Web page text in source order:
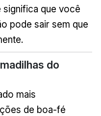
significa que você
pode sair sem que
do
mais
de boa-fé